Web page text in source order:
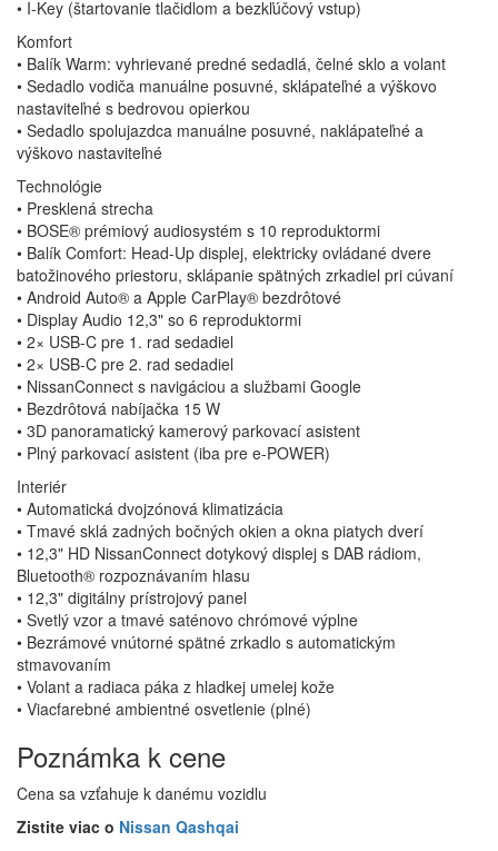
• I-Key (štartovanie tlačidlom a bezkľúčový vstup)
Komfort
• Balík Warm: vyhrievané predné sedadlá, čelné sklo a volant
• Sedadlo vodiča manuálne posuvné, sklápateľné a výškovo
nastaviteľné s bedrovou opierkou
• Sedadlo spolujazdca manuálne posuvné, naklápateľné a
výškovo nastaviteľné
Technológie
• Presklená strecha
• BOSE® prémiový audiosystém s 10 reproduktormi
• Balík Comfort: Head-Up displej, elektricky ovládané dvere
batožinového priestoru, sklápanie spätných zrkadiel pri cúvaní
• Android Auto® a Apple CarPlay® bezdrôtové
• Display Audio 12,3" so 6 reproduktormi
• 2× USB-C pre 1. rad sedadiel
• 2× USB-C pre 2. rad sedadiel
• NissanConnect s navigáciou a službami Google
• Bezdrôtová nabíjačka 15 W
• 3D panoramatický kamerový parkovací asistent
• Plný parkovací asistent (iba pre e-POWER)
Interiér
• Automatická dvojzónová klimatizácia
• Tmavé sklá zadných bočných okien a okna piatych dverí
• 12,3" HD NissanConnect dotykový displej s DAB rádiom,
Bluetooth® rozpoznávaním hlasu
• 12,3" digitálny prístrojový panel
• Svetlý vzor a tmavé saténovo chrómové výplne
• Bezrámové vnútorné spätné zrkadlo s automatickým
stmavovaním
• Volant a radiaca páka z hladkej umelej kože
• Viacfarebné ambientné osvetlenie (plné)
Poznámka k cene
Cena sa vzťahuje k danému vozidlu
Zistite viac o Nissan Qashqai